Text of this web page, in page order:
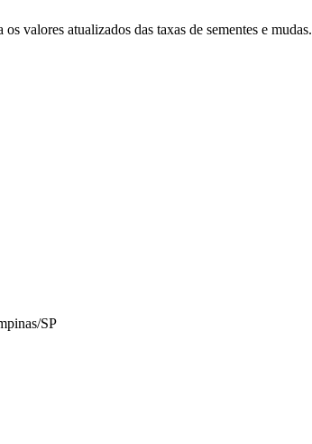
valores atualizados das taxas de sementes e mudas.
SP